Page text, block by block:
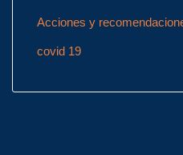
Acciones y
covid 19